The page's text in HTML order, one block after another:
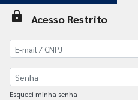
lock Acesso Restrito
Esqueci minha senha